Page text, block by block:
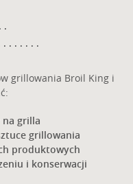
grillowania Broil King i
na grilla
grillowania
produktowych
i konserwacji